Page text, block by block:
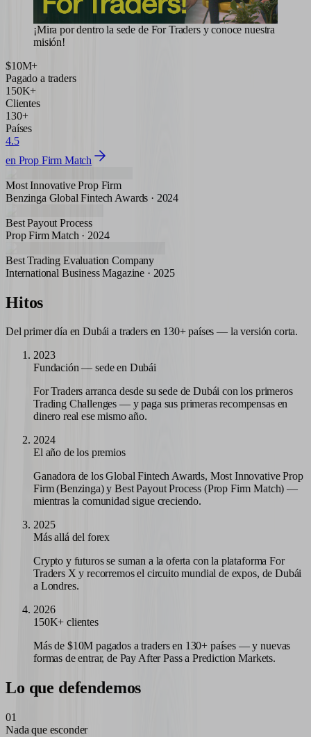
¡Mira por dentro la sede de For Traders y conoce nuestra
misión!
$10M+
Pagado a traders
150K+
Clientes
130+
Países
4.5
en Prop Firm Match
Most Innovative Prop Firm
Benzinga Global Fintech Awards · 2024
Best Payout Process
Prop Firm Match · 2024
Best Trading Evaluation Company
International Business Magazine · 2025
Hitos
Del primer día en Dubái a traders en 130+ países — la versión corta.
2023
Fundación — sede en Dubái
For Traders arranca desde su sede de Dubái con los primeros
Trading Challenges — y paga sus primeras recompensas en
dinero real ese mismo año.
2024
El año de los premios
Ganadora de los Global Fintech Awards, Most Innovative Prop
Firm (Benzinga) y Best Payout Process (Prop Firm Match) —
mientras la comunidad sigue creciendo.
2025
Más allá del forex
Crypto y futuros se suman a la oferta con la plataforma For
Traders X y recorremos el circuito mundial de expos, de Dubái
a Londres.
2026
150K+ clientes
Más de $10M pagados a traders en 130+ países — y nuevas
formas de entrar, de Pay After Pass a Prediction Markets.
Lo que defendemos
01
Nada que esconder